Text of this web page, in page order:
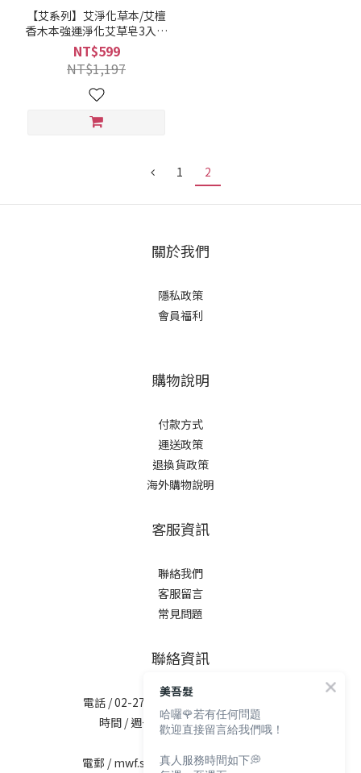
【艾系列】艾淨化草本/艾檀
香木本強運淨化艾草皂3入組
(100gX3) 2款任選3 每顆內附
起泡網 (洗臉洗澡二合一/艾
草/芙蓉/抹草/月桂/檀香/洗面
皂/潔顏皂)｜美吾髮『可海外
洗臉沐浴二合一】
NT$599
NT$1,197
1 2
關於我們
隱私政策
會員福利
購物說明
付款方式
運送政策
退換貨政策
海外購物說明
客服資訊
聯絡我們
客服留言
常見問題
聯絡資訊
電話 / 02-2713-6621 (無提供訂購服務)
時間 / 週一至週五 09:30-12:00；
電郵 / mwf.service@maywufa.com.tw
美吾髮
哈囉🌹若有任何問題
歡迎直接留言給我們哦！
真人服務時間如下💭